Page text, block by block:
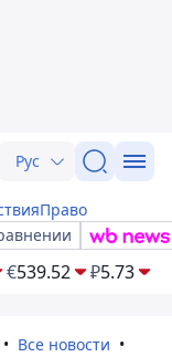
Рус
Право
€539.52 ₽5.73
Все новости